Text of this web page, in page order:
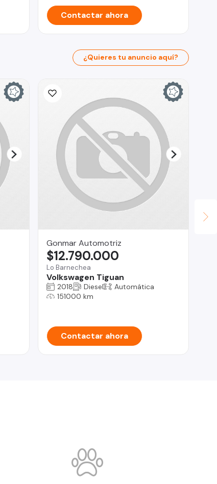
Contactar ahora
¿Quieres tu anuncio aquí?
Gonmar Automotriz
Lo Barnechea
Volkswagen Tiguan
$12.790.000
2018 Diesel
Automática
151000 km
Contactar ahora